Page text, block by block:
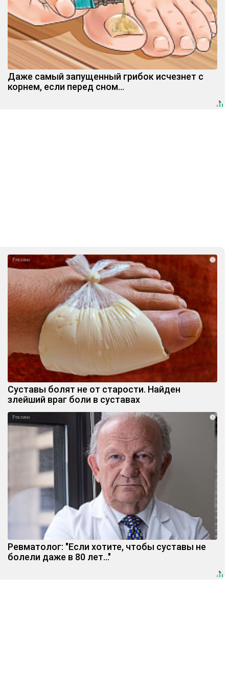
Даже самый запущенный грибок исчезнет с
корнем, если перед сном…
i
Суставы болят не от старости. Найден
злейший враг боли в суставах
i
Ревматолог: "Если хотите, чтобы суставы не
болели даже в 80 лет..."